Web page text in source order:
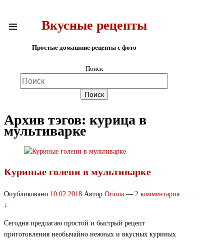
Вкусные рецепты
Простые домашние рецепты с фото
Поиск
Архив тэгов: курица в
мультиварке
Куриные голени в мультиварке
Опубликовано 10.02.2018 Автор Oriona — 2 комментария
↓
Сегодня предлагаю простой и быстрый рецепт
приготовления необычайно нежных и вкусных куриных